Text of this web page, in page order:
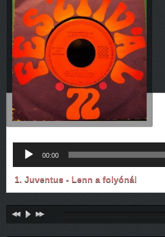
Audió
lejátszó
00:00
1. Juventus - Lenn a folyónál